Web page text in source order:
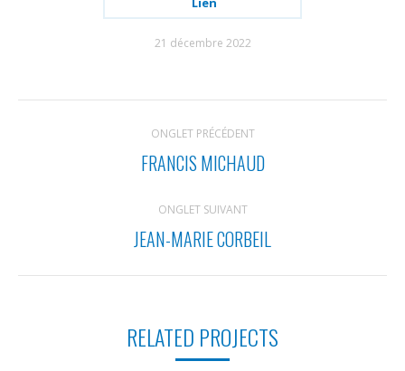
21 décembre 2022
COMMENTAIRE
ONGLET PRÉCÉDENT
Onglet
FRANCIS MICHAUD
ONGLET SUIVANT
Projets
JEAN-MARIE CORBEIL
RELATED PROJECTS